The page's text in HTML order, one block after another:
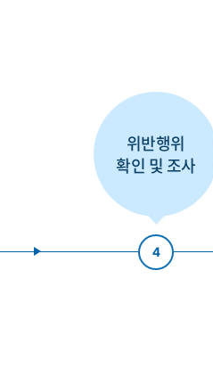
위반행위
확인 및 조사
4